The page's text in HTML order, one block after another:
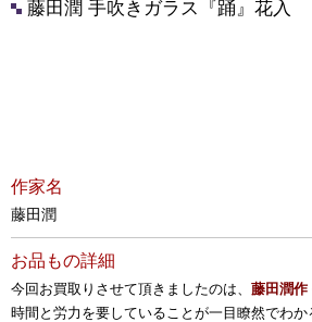
藤田潤 手吹きガラス『踊』花入
作家名
藤田潤
お品もの詳細
今回お買取りさせて頂きましたのは、 藤田潤作
時間と労力を要していることが一目瞭然でわか